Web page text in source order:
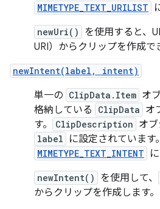
MIMETYPE_TEXT_URILIST
newUri() を使用すると、
URI）からクリップを作成で
newIntent(label, intent)
単一の ClipData.Item オ
格納している
ClipData オ
す。
ClipDescription オ
label に設定されています
MIMETYPE_TEXT_INTENT
newIntent() を使用して、
からクリップを作成します。